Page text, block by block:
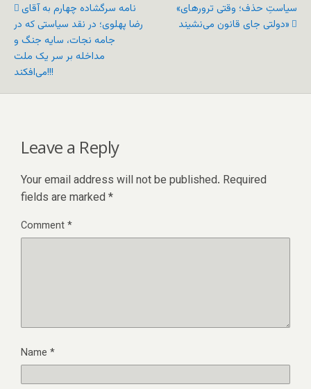
نامه سرگشاده چهارم به آقای
رضا پهلوی؛ در نقد سیاستی که در
جامه نجات، سایه جنگ و
مداخله بر سر یک ملت
می‌افکند!!!
«سیاستِ حذف؛ وقتی ترورهای
دولتی جای قانون می‌نشیند»
Leave a Reply
Your email address will not be published. Required
fields are marked *
Comment*
Name *